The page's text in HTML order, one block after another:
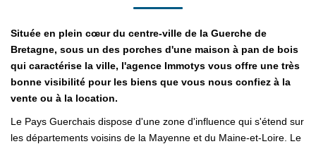
BIENS VENDUS
L'AGENCE
L'équipe
Située en plein cœur du centre-ville de la Guerche de
Bretagne, sous un des porches d'une maison à pan de bois
qui caractérise la ville, l'agence Immotys vous offre une très
bonne visibilité pour les biens que vous nous confiez à la
vente ou à la location.
Le Pays Guerchais dispose d'une zone d'influence qui s'étend sur
les départements voisins de la Mayenne et du Maine-et-Loire. Le